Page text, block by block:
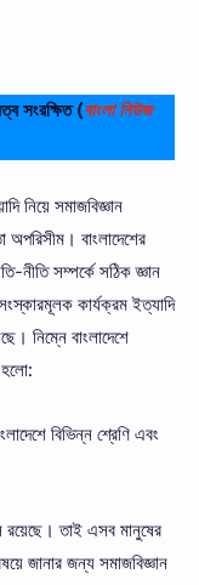
সংরক্ষিত (বাংলা নিউজ
নিয়ে সমাজবিজ্ঞান
অপরিসীম। বাংলাদেশের
নীতি সম্পর্কে সঠিক জ্ঞান
কার্যক্রম ইত্যাদি
নিম্নে বাংলাদেশে
বিভিন্ন শ্রেণি এবং
রয়েছে। তাই এসব মানুষের
জানার জন্য সমাজবিজ্ঞান